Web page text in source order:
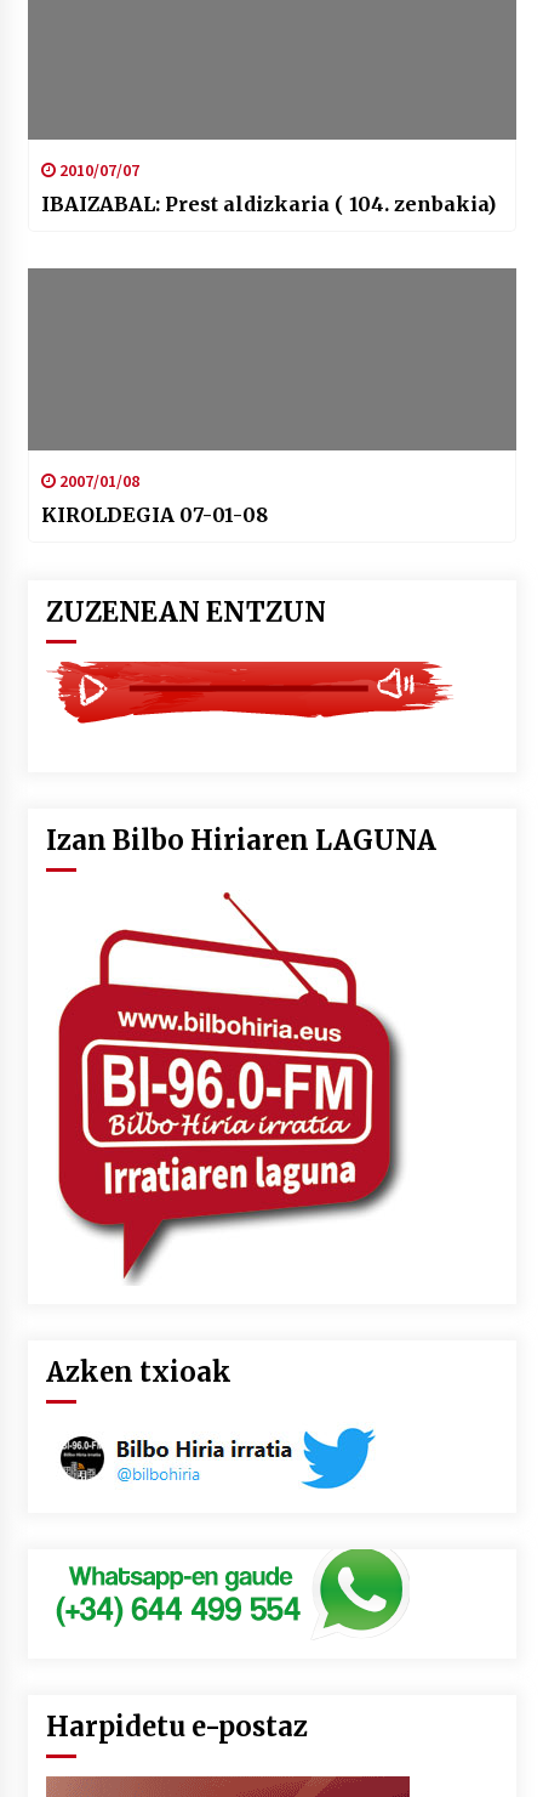
2010/07/07
IBAIZABAL: Prest aldizkaria ( 104. zenbakia)
2007/01/08
KIROLDEGIA 07-01-08
ZUZENEAN ENTZUN
Izan Bilbo Hiriaren LAGUNA
Azken txioak
Harpidetu e-postaz